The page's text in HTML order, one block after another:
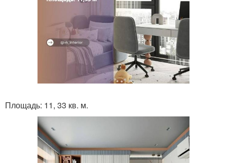
Площадь: 11, 33 кв. м.